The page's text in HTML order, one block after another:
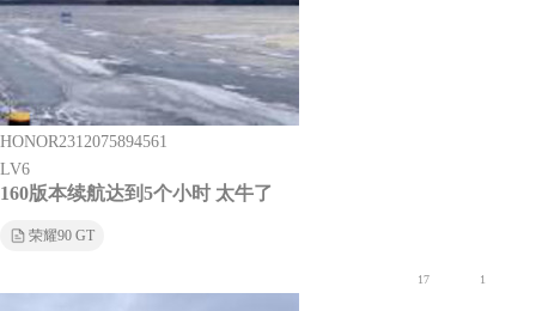
HONOR2312075894561
LV6
160版本续航达到5个小时 太牛了
荣耀90 GT
17 1